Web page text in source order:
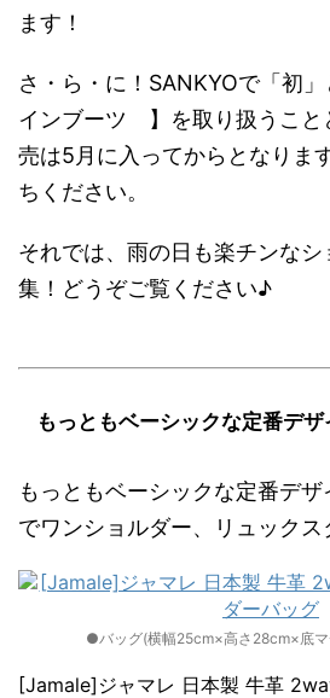
ます！
さ・ら・に！SANKYOで「初
インブーツ 】を取り扱うこと
売は5月に入ってからとなりま
ちください。
それでは、雨の日も楽チンな
集！どうぞご覧ください♪
もっともベーシックな定番デザ
もっともベーシックな定番デザ
でワンショルダー、リュックス
●バッグ(横幅25cm×高さ28cm×底
[Jamale]ジャマレ 日本製 牛革